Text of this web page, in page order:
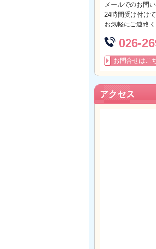
メールでのお問
24時間受け付けて
お気軽にご連絡く
026-
お問合せはこ
アクセス